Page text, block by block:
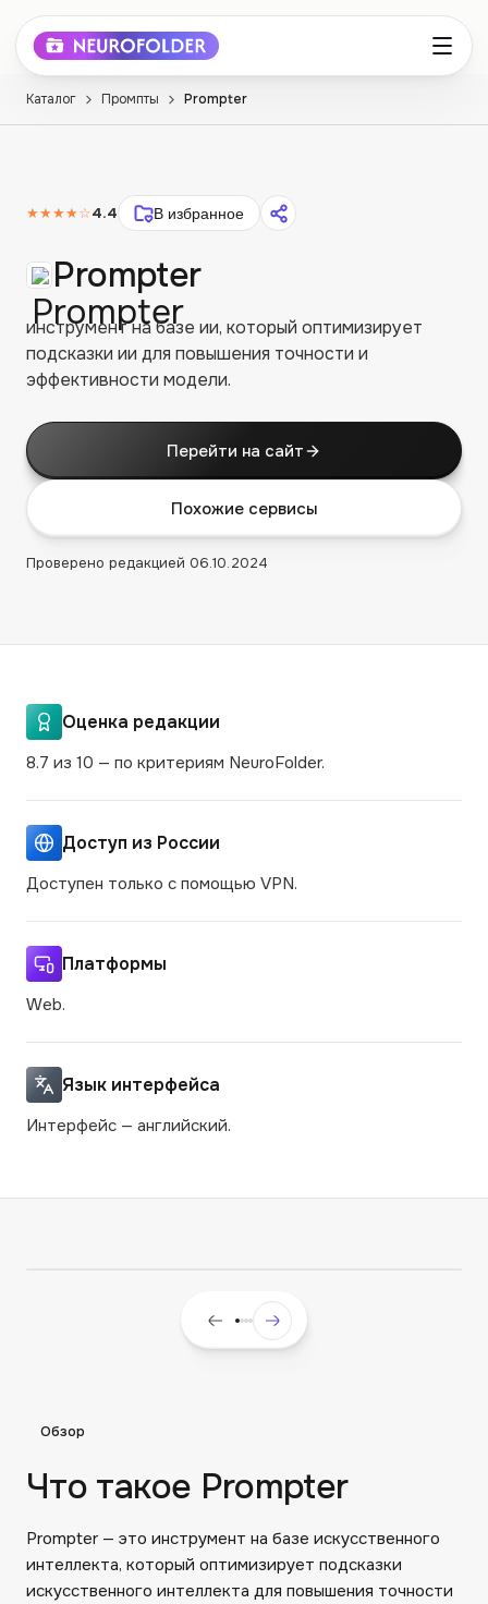
Каталог Промпты Prompter
★★★★☆4.4 В избранное
Prompter
инструмент на базе ии, который оптимизирует
подсказки ии для повышения точности и
эффективности модели.
Перейти на сайт
Похожие сервисы
Проверено редакцией 06.10.2024
Оценка редакции
8.7 из 10 — по критериям NeuroFolder.
Доступ из России
Доступен только с помощью VPN.
Платформы
Web.
Язык интерфейса
Интерфейс — английский.
Обзор
Что такое Prompter
Prompter — это инструмент на базе искусственного
интеллекта, который оптимизирует подсказки
искусственного интеллекта для повышения точности